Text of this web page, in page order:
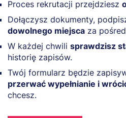
Proces rekrutacji przejdziesz
Dołączysz dokumenty,
dowolnego miejsca za
W każdej chwili sprawdzisz
historię zapisów.
Twój formularz będzie
przerwać wypełnianie i
chcesz.